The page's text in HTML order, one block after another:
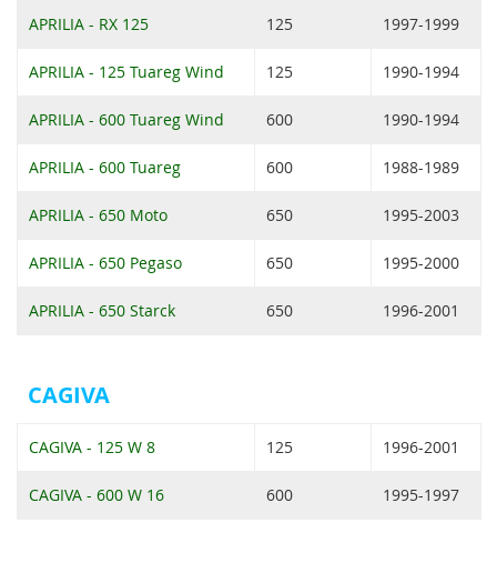
APRILIA - RX 125 125 1997-1999
APRILIA - 125 Tuareg Wind 125 1990-1994
APRILIA - 600 Tuareg Wind 600 1990-1994
APRILIA - 600 Tuareg 600 1988-1989
APRILIA - 650 Moto 650 1995-2003
APRILIA - 650 Pegaso 650 1995-2000
APRILIA - 650 Starck 650 1996-2001
CAGIVA
CAGIVA - 125 W 8 125 1996-2001
CAGIVA - 600 W 16 600 1995-1997